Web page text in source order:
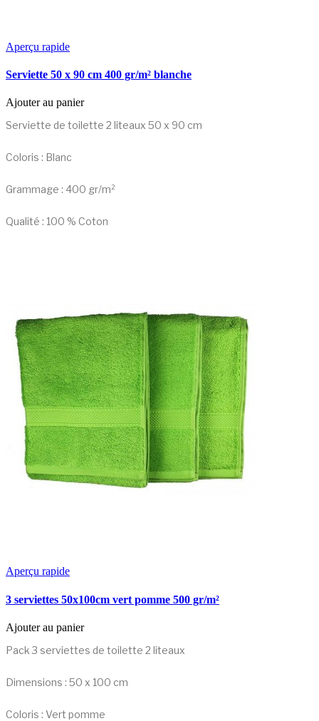
Aperçu rapide
Serviette 50 x 90 cm 400 gr/m² blanche
Ajouter au panier
Serviette de toilette 2 liteaux 50 x 90 cm
Coloris : Blanc
Grammage : 400 gr/m²
Qualité : 100 % Coton
Aperçu rapide
3 serviettes 50x100cm vert pomme 500 gr/m²
Ajouter au panier
Pack 3 serviettes de toilette 2 liteaux
Dimensions : 50 x 100 cm
Coloris : Vert pomme